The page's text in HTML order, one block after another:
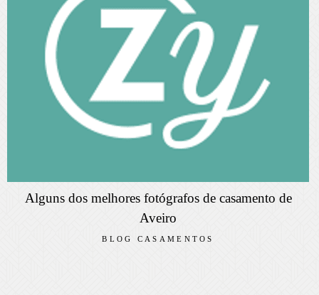
Alguns dos melhores fotógrafos de casamento de
Aveiro
BLOG CASAMENTOS